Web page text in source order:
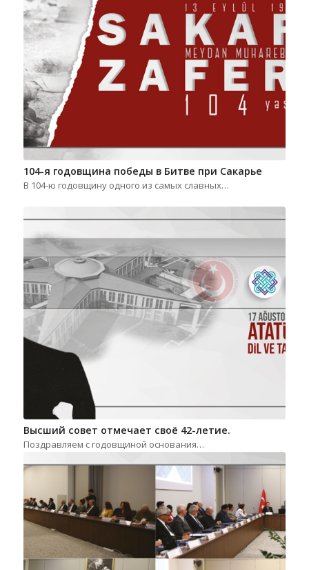
104-я годовщина победы в Битве при Сакарье
В 104-ю годовщину одного из самых славных…
Высший совет отмечает своё 42-летие.
Поздравляем с годовщиной основания…